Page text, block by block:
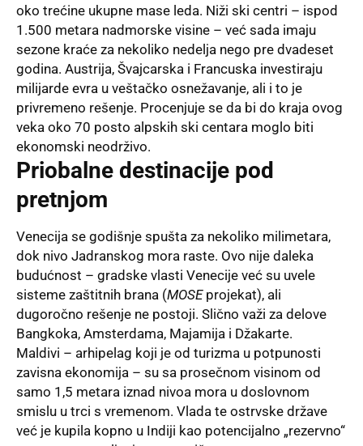
oko trećine ukupne mase leda. Niži ski centri – ispod
1.500 metara nadmorske visine – već sada imaju
sezone kraće za nekoliko nedelja nego pre dvadeset
godina. Austrija, Švajcarska i Francuska investiraju
milijarde evra u veštačko osnežavanje, ali i to je
privremeno rešenje. Procenjuje se da bi do kraja ovog
veka oko 70 posto alpskih ski centara moglo biti
ekonomski neodrživo.
Priobalne destinacije pod
pretnjom
Venecija se godišnje spušta za nekoliko milimetara,
dok nivo Jadranskog mora raste. Ovo nije daleka
budućnost – gradske vlasti Venecije već su uvele
sisteme zaštitnih brana (MOSEprojekat), ali
dugoročno rešenje ne postoji. Slično važi za delove
Bangkoka, Amsterdama, Majamija i Džakarte.
Maldivi – arhipelag koji je od turizma u potpunosti
zavisna ekonomija – su sa prosečnom visinom od
samo 1,5 metara iznad nivoa mora u doslovnom
smislu u trci s vremenom. Vlada te ostrvske države
već je kupila kopno u Indiji kao potencijalno „rezervno“